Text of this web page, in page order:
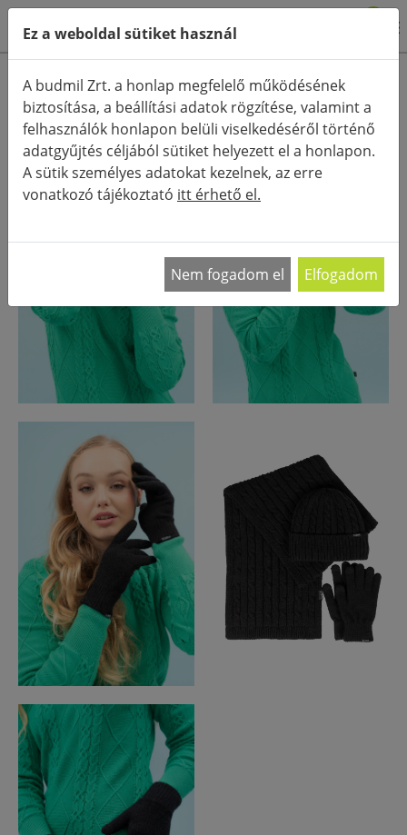
KESZTYŰ
- 50%
Ez a weboldal sütiket használ
A budmil Zrt. a honlap megfelelő működésének
biztosítása, a beállítási adatok rögzítése, valamint a
felhasználók honlapon belüli viselkedéséről történő
adatgyűjtés céljából sütiket helyezett el a honlapon.
A sütik személyes adatokat kezelnek, az erre
vonatkozó tájékoztató itt érhető el.
Nem fogadom el Elfogadom